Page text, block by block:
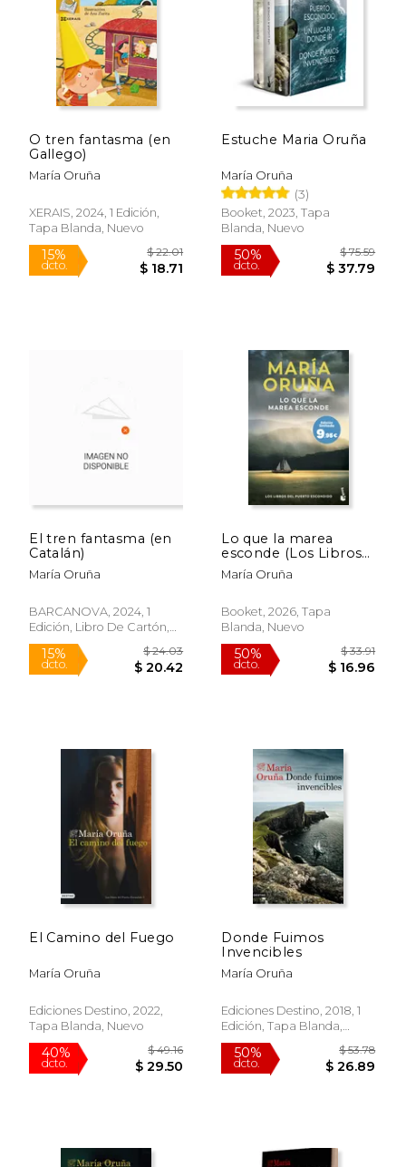
$ 33.50
50%
dcto.
40%
dcto.
O tren fantasma (en
Gallego)
María Oruña
XERAIS, 2024, 1 Edición,
Tapa Blanda, Nuevo
15%
dcto. $ 18.71
Estuche Maria Oruña
María Oruña
(3)
Booket, 2023, Tapa
Blanda, Nuevo
50%
dcto.
El tren fantasma (en
Catalán)
María Oruña
BARCANOVA, 2024, 1
Edición, Libro De Cartón,
Nuevo
Lo que la marea
esconde (Los Libros
del Puerto
Escondido). Edición
especial
María Oruña
Booket, 2026, Tapa
Blanda, Nuevo
El Camino del Fuego
María Oruña
Ediciones Destino, 2022,
Tapa Blanda, Nuevo
Donde Fuimos
Invencibles
María Oruña
Ediciones Destino, 2018, 1
Edición, Tapa Blanda,
Nuevo